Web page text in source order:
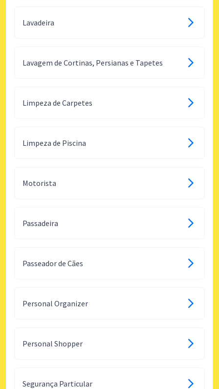
Lavadeira
Lavagem de Cortinas, Persianas e Tapetes
Limpeza de Carpetes
Limpeza de Piscina
Motorista
Passadeira
Passeador de Cães
Personal Organizer
Personal Shopper
Segurança Particular